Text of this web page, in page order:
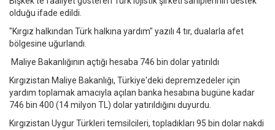
olduğu ifade edildi.
"Kırgız halkından Türk halkına yardım" yazılı 4 tır, dualarla afet
bölgesine uğurlandı.
Maliye Bakanlığının açtığı hesaba 746 bin dolar yatırıldı
Kırgızistan Maliye Bakanlığı, Türkiye'deki depremzedeler için
yardım toplamak amacıyla açılan banka hesabına bugüne kadar
746 bin 400 (14 milyon TL) dolar yatırıldığını duyurdu.
Kırgızistan Uygur Türkleri temsilcileri, topladıkları 95 bin dolar nakdi